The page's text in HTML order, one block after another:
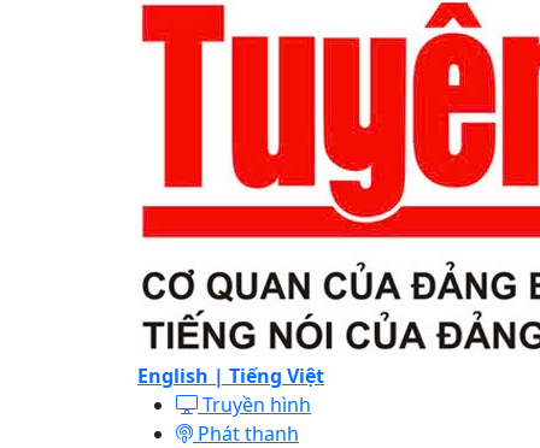
English | Tiếng Việt
Truyền hình
Phát thanh